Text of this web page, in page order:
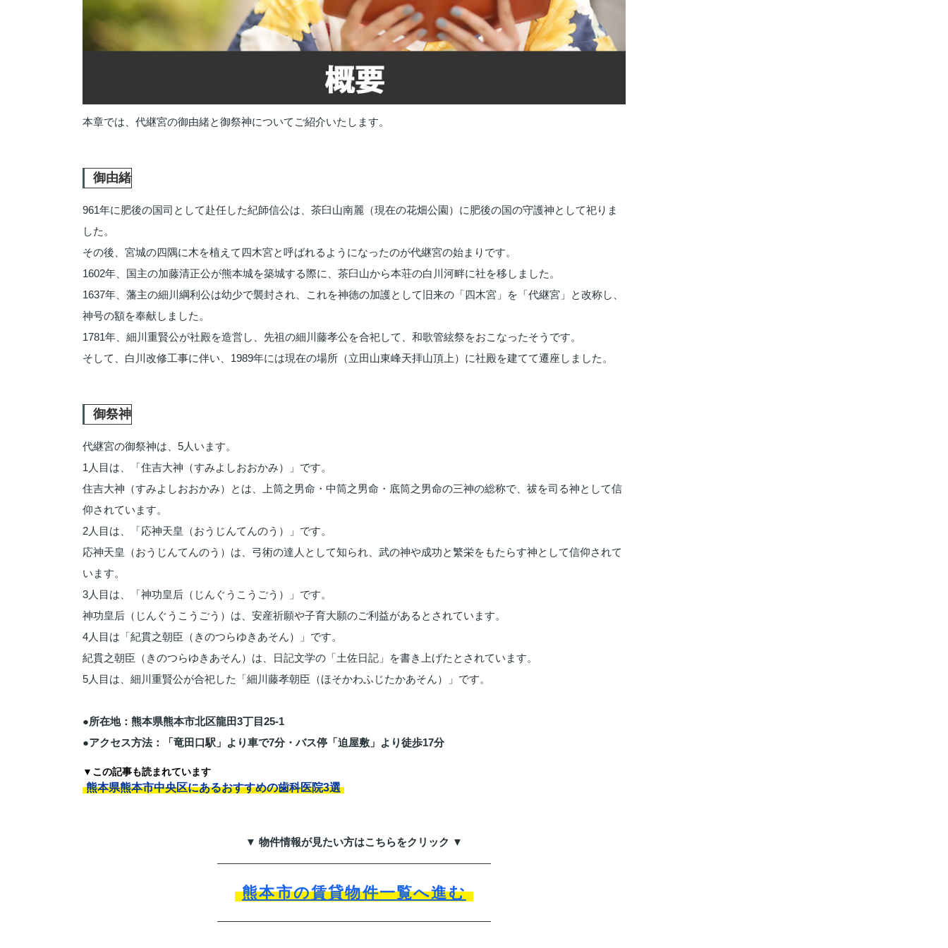
本章では、代継宮の御由緒と御祭神についてご紹介いたします。
御由緒
961年に肥後の国司として赴任した紀師信公は、茶臼山南麗（現在の花畑公園）に肥後の国の守護神として祀りま
した。
その後、宮城の四隅に木を植えて四木宮と呼ばれるようになったのが代継宮の始まりです。
1602年、国主の加藤清正公が熊本城を築城する際に、茶臼山から本荘の白川河畔に社を移しました。
1637年、藩主の細川綱利公は幼少で襲封され、これを神徳の加護として旧来の「四木宮」を「代継宮」と改称し、
神号の額を奉献しました。
1781年、細川重賢公が社殿を造営し、先祖の細川藤孝公を合祀して、和歌管絃祭をおこなったそうです。
そして、白川改修工事に伴い、1989年には現在の場所（立田山東峰天拝山頂上）に社殿を建てて遷座しました。
御祭神
代継宮の御祭神は、5人います。
1人目は、「住吉大神（すみよしおおかみ）」です。
住吉大神（すみよしおおかみ）とは、上筒之男命・中筒之男命・底筒之男命の三神の総称で、祓を司る神として信
仰されています。
2人目は、「応神天皇（おうじんてんのう）」です。
応神天皇（おうじんてんのう）は、弓術の達人として知られ、武の神や成功と繁栄をもたらす神として信仰されて
います。
3人目は、「神功皇后（じんぐうこうごう）」です。
神功皇后（じんぐうこうごう）は、安産祈願や子育大願のご利益があるとされています。
4人目は「紀貫之朝臣（きのつらゆきあそん）」です。
紀貫之朝臣（きのつらゆきあそん）は、日記文学の「土佐日記」を書き上げたとされています。
5人目は、細川重賢公が合祀した「細川藤孝朝臣（ほそかわふじたかあそん）」です。
●所在地：熊本県熊本市北区龍田3丁目25-1
●アクセス方法：「竜田口駅」より車で7分・バス停「迫屋敷」より徒歩17分
▼この記事も読まれています
熊本県熊本市中央区にあるおすすめの歯科医院3選
▼ 物件情報が見たい方はこちらをクリック ▼
熊本市の賃貸物件一覧へ進む